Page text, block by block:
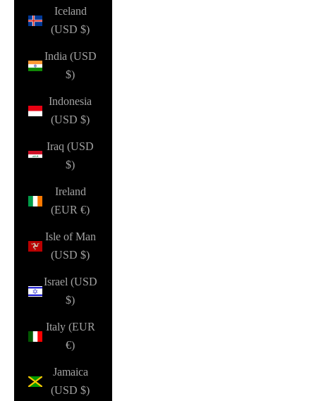
Iceland
(USD $)
India (USD
$)
Indonesia
(USD $)
Iraq (USD
$)
Ireland
(EUR €)
Isle of Man
(USD $)
Israel (USD
$)
Italy (EUR
€)
Jamaica
(USD $)